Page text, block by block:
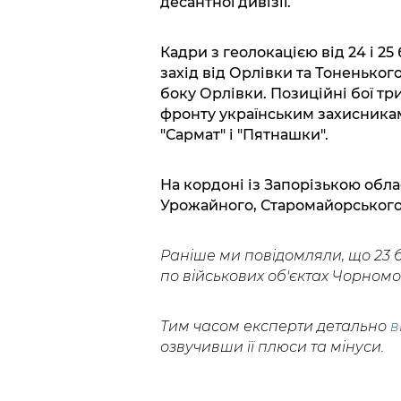
Кадри з геолокацією від 24 і
захід від Орлівки та
боку Орлівки. Позиційні бої
фронту українським
"Сармат" і "Пятнашки".
На кордоні із Запорізькою
Урожайного,
Раніше ми повідомляли, що 23
по військових об'єктах
Тим часом експерти детально
озвучивши її плюси та мінуси.